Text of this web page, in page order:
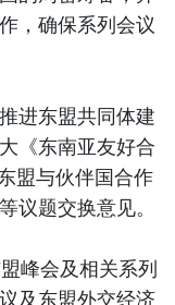
，确保系列会议
进东盟共同体建
《东南亚友好合
盟与伙伴国合作
议题交换意见。
峰会及相关系列
及东盟外交经济